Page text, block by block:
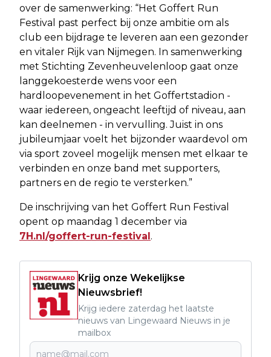
over de samenwerking: “Het Goffert Run
Festival past perfect bij onze ambitie om als
club een bijdrage te leveren aan een gezonder
en vitaler Rijk van Nijmegen. In samenwerking
met Stichting Zevenheuvelenloop gaat onze
langgekoesterde wens voor een
hardloopevenement in het Goffertstadion -
waar iedereen, ongeacht leeftijd of niveau, aan
kan deelnemen - in vervulling. Juist in ons
jubileumjaar voelt het bijzonder waardevol om
via sport zoveel mogelijk mensen met elkaar te
verbinden en onze band met supporters,
partners en de regio te versterken.”
De inschrijving van het Goffert Run Festival
opent op maandag 1 december via
7H.nl/goffert-run-festival.
Krijg onze Wekelijkse
Nieuwsbrief!
Krijg iedere zaterdag het laatste
nieuws van Lingewaard Nieuws in je
mailbox